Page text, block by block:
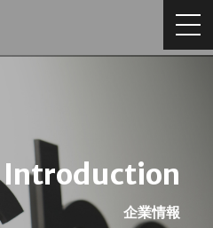
Introduction
企業情報